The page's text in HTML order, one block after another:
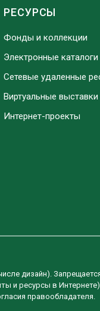
РЕСУРСЫ
Фонды и коллекции
Электронные каталоги
Сетевые удаленные
Виртуальные выставки
Интернет-проекты
дизайн).
и ресурсы в
правообладателя.